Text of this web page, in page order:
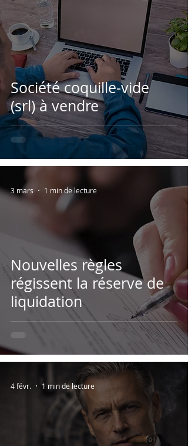
Société coquille-vide
(srl) à vendre
Nouvelles règles
régissent la réserve de
liquidation
3 mars 1 min de lecture
4 févr. 1 min de lecture